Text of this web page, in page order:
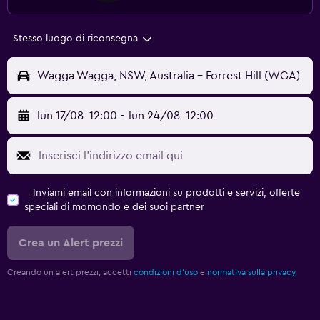
Stesso luogo di riconsegna
Wagga Wagga, NSW, Australia - Forrest Hill (WGA)
lun 17/08 12:00 - lun 24/08 12:00
Inviami email con informazioni su prodotti e servizi, offerte
speciali di momondo e dei suoi partner
Crea un Alert prezzi
Creando un alert prezzi, accetti condizioni d'uso e normativa sulla privacy.